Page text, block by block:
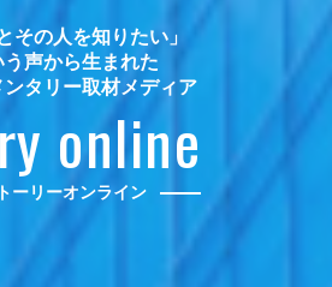
その人を知りたい」
う声から生まれた
ンタリー取材メディア
online
ーリーオンライン